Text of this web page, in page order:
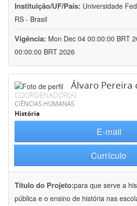
Instituição/UF/País: Universidade
RS - Brasil
Vigência: Mon Dec 04 00:00:00 BRT
00:00:00 BRT 2026
Álvaro Pereira
COORDENADOR(A)
CIÊNCIAS HUMANAS
História
E-mail
Currículo
Título do Projeto:para que serve a
pública e o ensino de história nas